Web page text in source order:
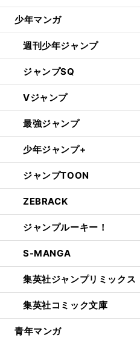
少年マンガ
週刊少年ジャンプ
ジャンプSQ
Vジャンプ
最強ジャンプ
少年ジャンプ+
ジャンプTOON
ZEBRACK
ジャンプルーキー！
S-MANGA
集英社ジャンプリミックス
集英社コミック文庫
青年マンガ